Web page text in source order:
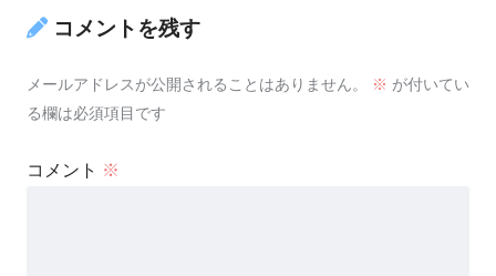
コメントを残す
メールアドレスが公開されることはありません。 ※ が付いてい
る欄は必須項目です
コメント ※